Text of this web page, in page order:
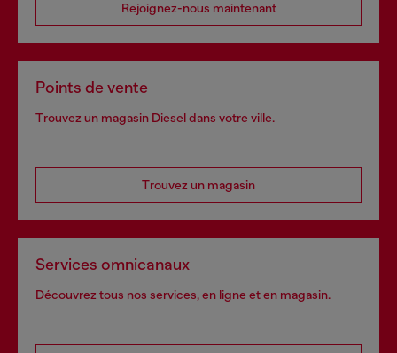
Rejoignez-nous maintenant
Points de vente
Trouvez un magasin Diesel dans votre ville.
Trouvez un magasin
Services omnicanaux
Découvrez tous nos services, en ligne et en magasin.